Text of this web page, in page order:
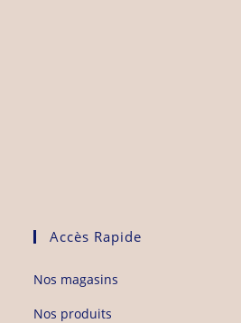
Accès Rapide
Nos magasins
Nos produits